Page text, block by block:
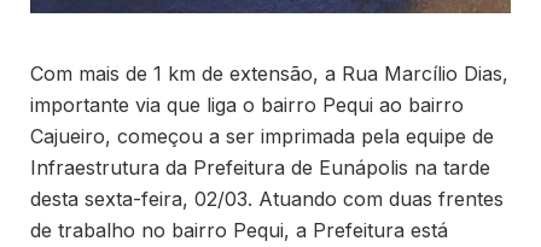
Com mais de 1 km de extensão, a Rua Marcílio Dias,
importante via que liga o bairro Pequi ao bairro
Cajueiro, começou a ser imprimada pela equipe de
Infraestrutura da Prefeitura de Eunápolis na tarde
desta sexta-feira, 02/03. Atuando com duas frentes
de trabalho no bairro Pequi, a Prefeitura está